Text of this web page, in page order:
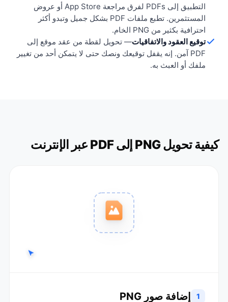
التطبيق إلى PDFs لفرق مراجعة App Store أو عروض
المستثمرين. تطبع ملفات PDF بشكل جميل وتبدو أكثر
احترافية بكثير من PNG الخام.
توقيع العقود والاتفاقيات— تحويل لقطة من عقد موقع إلى
PDF آمن. إنه يقفل توقيعك ونصك حتى لا يتمكن أحد من تغيير
ملفك أو العبث به.
كيفية تحويل PNG إلى PDF عبر الإنترنت
1 إضافة صور PNG